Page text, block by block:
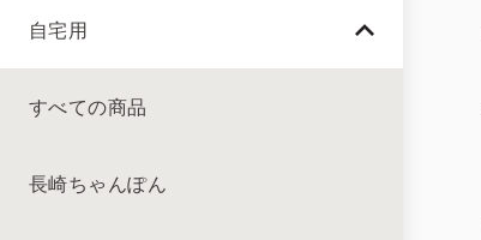
自宅用
すべての商品
長崎ちゃんぽん